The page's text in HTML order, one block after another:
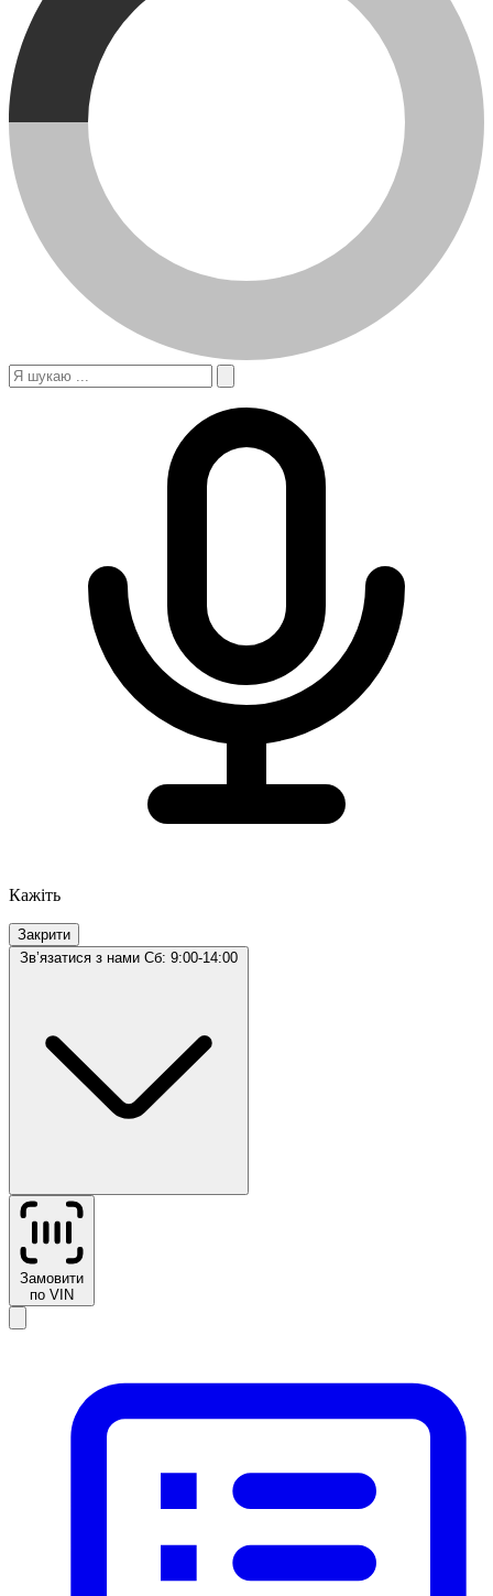
Кажіть
Закрити
Звʼязатися з нами Сб: 9:00-14:00
Замовити
по VIN